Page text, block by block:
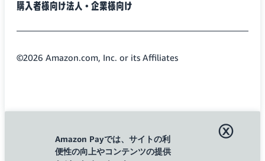
購入者様向け法人・企業様向け
©2026 Amazon.com, Inc. or its Affiliates
Amazon Payでは、サイトの利
便性の向上やコンテンツの提供
ⓧ